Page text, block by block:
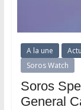
A la une
Soros Watch
Soros
General